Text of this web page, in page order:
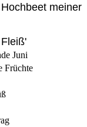
meiner
Juni
Früchte